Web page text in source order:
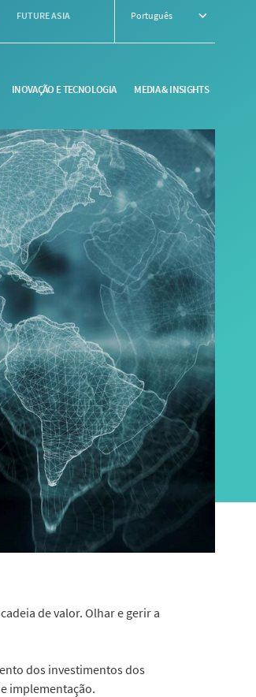
INOVAÇÃO E TECNOLOGIA MEDIA & INSIGHTS
FUTURE ASIA Português
de valor. Olhar e gerir a
dos investimentos dos
implementação.